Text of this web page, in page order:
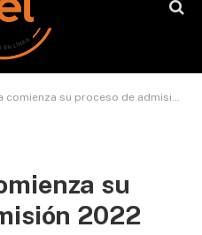
su proceso de admisión 2022
su
2022